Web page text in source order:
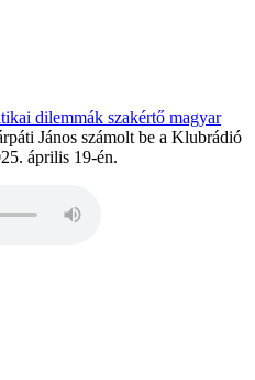
dilemmák szakértő magyar
János számolt be a Klubrádió
április 19-én.